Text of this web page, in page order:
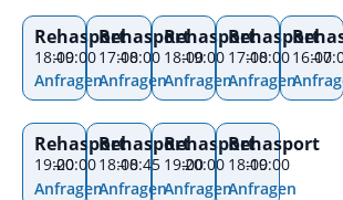
Rehasport
18:00
–19:00
Anfragen
Rehasport
19:00
–20:00
Anfragen
Rehasport
17:00
–18:00
Anfragen
Rehasport
18:00
–18:45
Anfragen
Rehasport
18:00
–19:00
Anfragen
Rehasport
19:00
–20:00
Anfragen
Rehasport
17:00
–18:00
Anfragen
Rehasport
18:00
–19:00
Anfragen
16:00
–